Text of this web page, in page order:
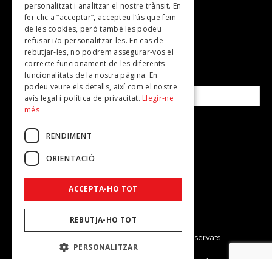
Revistes
SUBSCRIU-TE A LA NOSTRA NEWSLETTER!
Correu electrònic*
Accepto lapolítica de privacitat
© 2026 - Dona Secret - Tots els drets reservats.
personalitzat i analitzar el nostre trànsit. En
fer clic a “acceptar”, accepteu l’ús que fem
de les cookies, però també les podeu
refusar i/o personalitzar-les. En cas de
rebutjar-les, no podrem assegurar-vos el
correcte funcionament de les diferents
funcionalitats de la nostra pàgina. En
podeu veure els detalls, així com el nostre
avís legal i política de privacitat. Llegir-ne
més
RENDIMENT
ORIENTACIÓ
ACCEPTA-HO TOT
REBUTJA-HO TOT
PERSONALITZAR